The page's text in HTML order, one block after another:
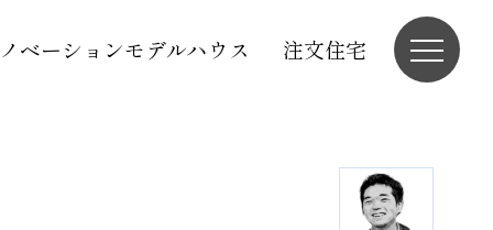
ベーションモデルハウス 注文住宅